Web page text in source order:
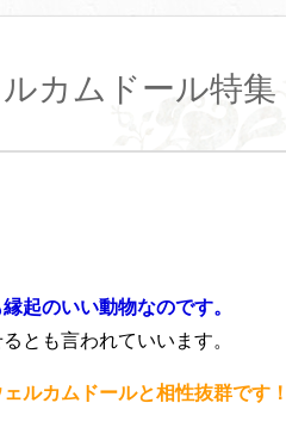
カムドール特集
起のいい動物なのです。
とも言われていいます。
ルカムドールと相性抜群です！